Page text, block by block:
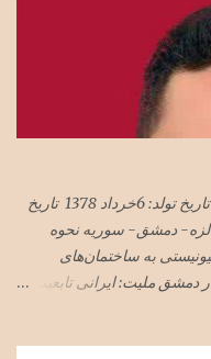
نام: محمدامین صمدی لقب(ها): شهید پیمان تاریخ تولد: 6خرداد 1378 تاریخ
شهرک الزه- دمشق- سوریه نحوه
به ساختمان‌های
ملیت: ایرانی تابعیت: